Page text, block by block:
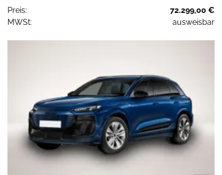
Preis:
72.299,00 €
MWSt:
ausweisbar